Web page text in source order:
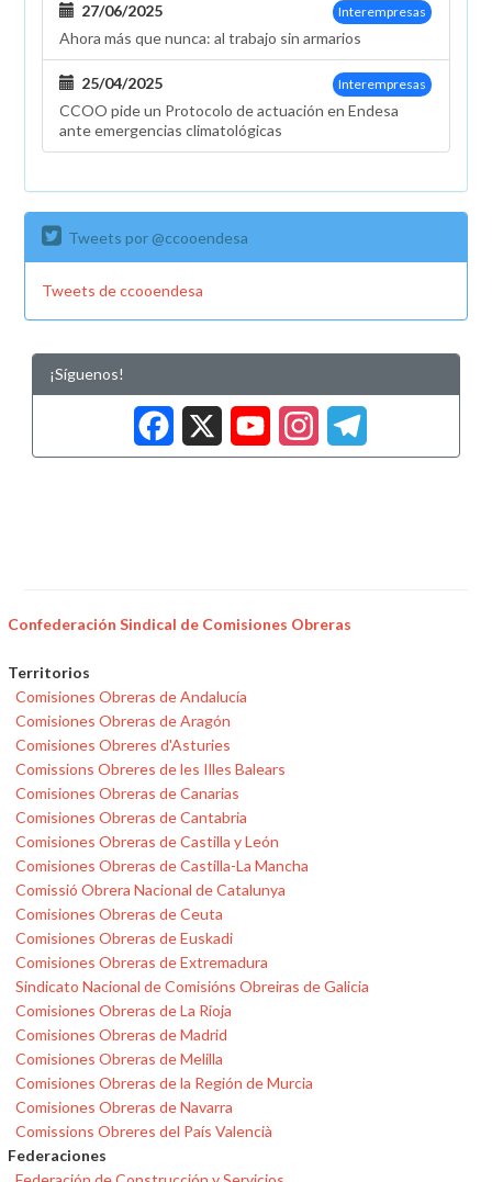
Interempresas
27/06/2025
Ahora más que nunca: al trabajo sin armarios
Interempresas
25/04/2025
CCOO pide un Protocolo de actuación en Endesa
ante emergencias climatológicas
Tweets por @ccooendesa
Tweets de ccooendesa
¡Síguenos!
Facebook
X
Confederación Sindical de Comisiones Obreras
Territorios
Comisiones Obreras de Andalucía
Comisiones Obreras de Aragón
Comisiones Obreres d'Asturies
Comissions Obreres de les Illes Balears
Comisiones Obreras de Canarias
Comisiones Obreras de Cantabria
Comisiones Obreras de Castilla y León
Comisiones Obreras de Castilla-La Mancha
Comissió Obrera Nacional de Catalunya
Comisiones Obreras de Ceuta
Comisiones Obreras de Euskadi
Comisiones Obreras de Extremadura
Sindicato Nacional de Comisións Obreiras de Galicia
Comisiones Obreras de La Rioja
Comisiones Obreras de Madrid
Comisiones Obreras de Melilla
Comisiones Obreras de la Región de Murcia
Comisiones Obreras de Navarra
Comissions Obreres del País Valencià
Federaciones